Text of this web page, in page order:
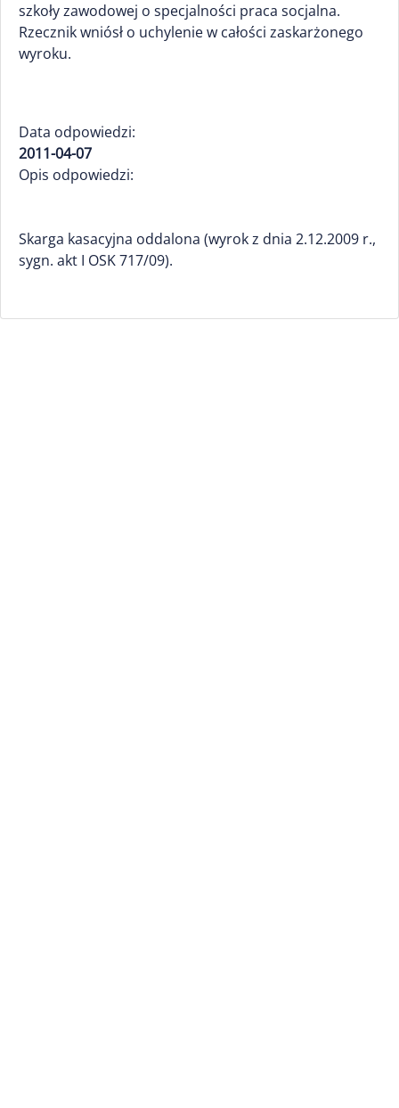
szkoły zawodowej o specjalności praca socjalna.
Rzecznik wniósł o uchylenie w całości zaskarżonego
wyroku.
Data odpowiedzi:
2011-04-07
Opis odpowiedzi:
Skarga kasacyjna oddalona (wyrok z dnia 2.12.2009 r.,
sygn. akt I OSK 717/09).